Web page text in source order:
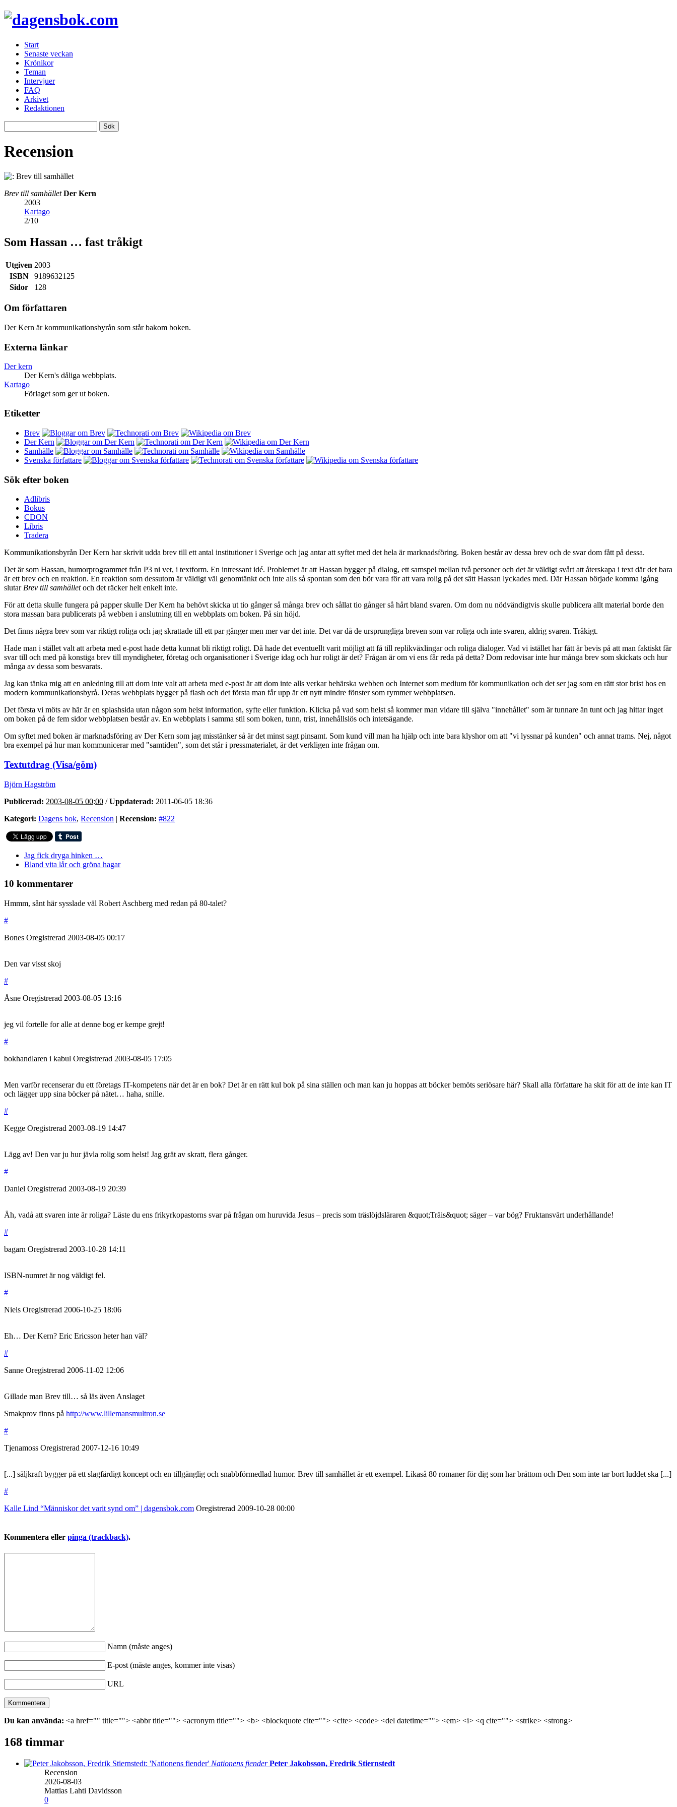
Start
Senaste veckan
Krönikor
Teman
Intervjuer
FAQ
Arkivet
Redaktionen
Recension
Brev till samhället Der Kern
2003
Kartago
2/10
Som Hassan … fast tråkigt
Utgiven 2003
ISBN
9189632125
Sidor
128
Om författaren
Der Kern är kommunikationsbyrån som står bakom boken.
Externa länkar
Der kern
Der Kern's dåliga webbplats.
Kartago
Förlaget som ger ut boken.
Etiketter
Brev
Der Kern
Samhälle
Svenska författare
Sök efter boken
Adlibris
Bokus
CDON
Libris
Tradera
Kommunikationsbyrån Der Kern har skrivit udda brev till ett antal institutioner i Sverige och jag antar att syftet med det hela är marknadsföring. Boken består av dessa brev och de svar dom fått på dessa.
Det är som Hassan, humorprogrammet från P3 ni vet, i textform. En intressant idé. Problemet är att Hassan bygger på dialog, ett samspel mellan två personer och det är väldigt svårt att återskapa i text där det bara
är ett brev och en reaktion. En reaktion som dessutom är väldigt väl genomtänkt och inte alls så spontan som den bör vara för att vara rolig på det sätt Hassan lyckades med. Där Hassan började komma igång
slutar Brev till samhälletoch det räcker helt enkelt inte.
För att detta skulle fungera på papper skulle Der Kern ha behövt skicka ut tio gånger så många brev och sållat tio gånger så hårt bland svaren. Om dom nu nödvändigtvis skulle publicera allt material borde den
stora massan bara publicerats på webben i anslutning till en webbplats om boken. På sin höjd.
Det finns några brev som var riktigt roliga och jag skrattade till ett par gånger men mer var det inte. Det var då de ursprungliga breven som var roliga och inte svaren, aldrig svaren. Tråkigt.
Hade man i stället valt att arbeta med e-post hade detta kunnat bli riktigt roligt. Då hade det eventuellt varit möjligt att få till replikväxlingar och roliga dialoger. Vad vi istället har fått är bevis på att man faktiskt får
svar till och med på konstiga brev till myndigheter, företag och organisationer i Sverige idag och hur roligt är det? Frågan är om vi ens får reda på detta? Dom redovisar inte hur många brev som skickats och hur
många av dessa som besvarats.
Jag kan tänka mig att en anledning till att dom inte valt att arbeta med e-post är att dom inte alls verkar behärska webben och Internet som medium för kommunikation och det ser jag som en rätt stor brist hos en
modern kommunikationsbyrå. Deras webbplats bygger på flash och det första man får upp är ett nytt mindre fönster som rymmer webbplatsen.
Det första vi möts av här är en splashsida utan någon som helst information, syfte eller funktion. Klicka på vad som helst så kommer man vidare till själva "innehållet" som är tunnare än tunt och jag hittar inget
om boken på de fem sidor webbplatsen består av. En webbplats i samma stil som boken, tunn, trist, innehållslös och intetsägande.
Om syftet med boken är marknadsföring av Der Kern som jag misstänker så är det minst sagt pinsamt. Som kund vill man ha hjälp och inte bara klyshor om att "vi lyssnar på kunden" och annat trams. Nej, något
bra exempel på hur man kommunicerar med "samtiden", som det står i pressmaterialet, är det verkligen inte frågan om.
Textutdrag (Visa/göm)
Björn Hagström
Publicerad: 2003-08-05 00:00 /Uppdaterad: 2011-06-05 18:36
Kategori: Dagens bok, Recension | Recension: #822
Jag fick dryga hinken …
Bland vita lår och gröna hagar
10 kommentarer
Hmmm, sånt här sysslade väl Robert Aschberg med redan på 80-talet?
#
Bones Oregistrerad 2003-08-05 00:17
Den var visst skoj
#
Åsne Oregistrerad 2003-08-05 13:16
jeg vil fortelle for alle at denne bog er kempe grejt!
#
bokhandlaren i kabul Oregistrerad 2003-08-05 17:05
Men varför recenserar du ett företags IT-kompetens när det är en bok? Det är en rätt kul bok på sina ställen och man kan ju hoppas att böcker bemöts seriösare här? Skall alla författare ha skit för att de inte kan IT
och lägger upp sina böcker på nätet… haha, snille.
#
Kegge Oregistrerad 2003-08-19 14:47
Lägg av! Den var ju hur jävla rolig som helst! Jag grät av skratt, flera gånger.
#
Daniel Oregistrerad 2003-08-19 20:39
Äh, vadå att svaren inte är roliga? Läste du ens frikyrkopastorns svar på frågan om huruvida Jesus – precis som träslöjdsläraren &quot;Träis&quot; säger – var bög? Fruktansvärt underhållande!
#
bagarn Oregistrerad 2003-10-28 14:11
ISBN-numret är nog väldigt fel.
#
Niels Oregistrerad 2006-10-25 18:06
Eh… Der Kern? Eric Ericsson heter han väl?
#
Sanne Oregistrerad 2006-11-02 12:06
Gillade man Brev till… så läs även Anslaget
Smakprov finns på http://www.lillemansmultron.se
#
Tjenamoss Oregistrerad 2007-12-16 10:49
[...] säljkraft bygger på ett slagfärdigt koncept och en tillgänglig och snabbförmedlad humor. Brev till samhället är ett exempel. Likaså 80 romaner för dig som har bråttom och Den som inte tar bort luddet ska [...]
#
Kalle Lind “Människor det varit synd om” | dagensbok.com Oregistrerad 2009-10-28 00:00
Kommentera eller pinga (trackback).
Namn (måste anges)
E-post (måste anges, kommer inte visas)
URL
Du kan använda: <a href="" title=""> <abbr title=""> <acronym title=""> <b> <blockquote cite=""> <cite> <code> <del datetime=""> <em> <i> <q cite=""> <strike> <strong>
168 timmar
Nationens fiender Peter Jakobsson, Fredrik Stiernstedt
Recension
2026-08-03
Mattias Lahti Davidsson
0